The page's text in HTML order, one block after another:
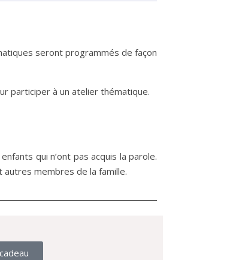
seront programmés de façon
participer à un atelier thématique.
qui n’ont pas acquis la parole.
membres de la famille.